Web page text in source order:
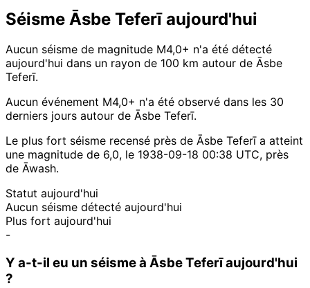
Séisme Āsbe Teferī aujourd'hui
Aucun séisme de magnitude M4,0+ n'a été détecté
aujourd'hui dans un rayon de 100 km autour de Āsbe
Teferī.
Aucun événement M4,0+ n'a été observé dans les 30
derniers jours autour de Āsbe Teferī.
Le plus fort séisme recensé près de Āsbe Teferī a atteint
une magnitude de 6,0, le 1938-09-18 00:38 UTC, près
de Āwash.
Statut aujourd'hui
Aucun séisme détecté aujourd'hui
Plus fort aujourd'hui
-
Y a-t-il eu un séisme à Āsbe Teferī aujourd'hui
?